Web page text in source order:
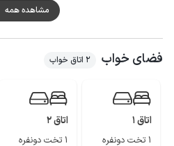
کیفیت آنتن دهی اپراتورهای ایرانسل و
اینترنت نیز به صورت 4g و lte می باشد.
مشاهده همه
فضای خواب 2 اتاق خواب
اتاق 1
1 تخت دونفره
اتاق 2
1 تخت دونفره